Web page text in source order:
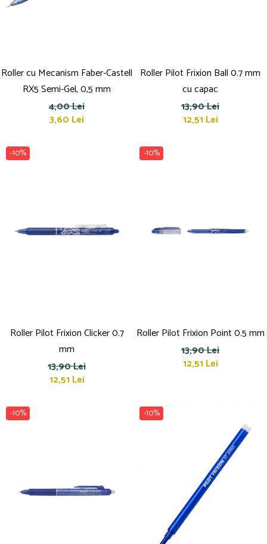
Bibliorafturi
Dosare Plastic
Folii de protecție
Penare cu trei compartimente
Accesorii pentru pictură
Tempera și Guașe
Tăiere și lipire
Roller cu Mecanism Faber-Castell
RX5 Semi-Gel, 0,5 mm
4,00 Lei
3,60 Lei
Roller Pilot Frixion Ball 0.7 mm
cu capac
13,90 Lei
12,51 Lei
-10%
Roller Pilot Frixion Clicker 0.7
mm
13,90 Lei
12,51 Lei
-10%
Roller Pilot Frixion Point 0.5 mm
13,90 Lei
12,51 Lei
-10% -10%